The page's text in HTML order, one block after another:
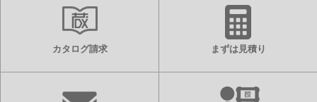
カタログ請求 まずは見積り